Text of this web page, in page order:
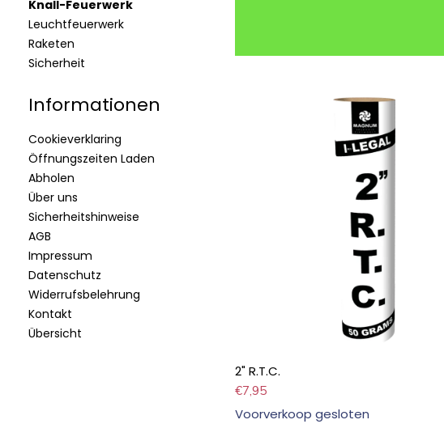
Knall-Feuerwerk
Leuchtfeuerwerk
Raketen
Sicherheit
Informationen
Cookieverklaring
Öffnungszeiten Laden
Abholen
Über uns
Sicherheitshinweise
AGB
Impressum
Datenschutz
Widerrufsbelehrung
Kontakt
Übersicht
2" R.T.C.
€7,95
Voorverkoop gesloten